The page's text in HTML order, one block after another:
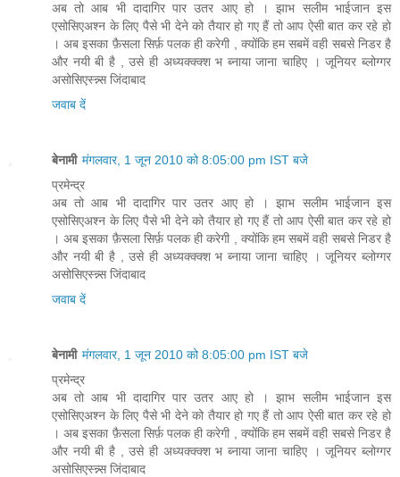
अब तो आब भी दादागिर पार उतर आए हो । झाभ सलीम भाईजान इस
एसोसिएअश्न के लिए पैसे भी देने को तैयार हो गए हैं तो आप ऐसी बात कर रहे हो
। अब इसका फ़ैसला सिर्फ़ पलक ही करेगी , क्योंकि हम सबमें वही सबसे निडर है
और नयी बी है , उसे ही अध्यक्क्क्श भ ब्नाया जाना चाहिए । जूनियर ब्लोग्गर
असोसिएस्न्न्स जिंदाबाद
जवाब दें
बेनामी मंगलवार, 1 जून 2010 को 8:05:00 pm IST बजे
प्रमेन्द्र
अब तो आब भी दादागिर पार उतर आए हो । झाभ सलीम भाईजान इस
एसोसिएअश्न के लिए पैसे भी देने को तैयार हो गए हैं तो आप ऐसी बात कर रहे हो
। अब इसका फ़ैसला सिर्फ़ पलक ही करेगी , क्योंकि हम सबमें वही सबसे निडर है
और नयी बी है , उसे ही अध्यक्क्क्श भ ब्नाया जाना चाहिए । जूनियर ब्लोग्गर
असोसिएस्न्न्स जिंदाबाद
जवाब दें
बेनामी मंगलवार, 1 जून 2010 को 8:05:00 pm IST बजे
प्रमेन्द्र
अब तो आब भी दादागिर पार उतर आए हो । झाभ सलीम भाईजान इस
एसोसिएअश्न के लिए पैसे भी देने को तैयार हो गए हैं तो आप ऐसी बात कर रहे हो
। अब इसका फ़ैसला सिर्फ़ पलक ही करेगी , क्योंकि हम सबमें वही सबसे निडर है
और नयी बी है , उसे ही अध्यक्क्क्श भ ब्नाया जाना चाहिए । जूनियर ब्लोग्गर
असोसिएस्न्न्स जिंदाबाद